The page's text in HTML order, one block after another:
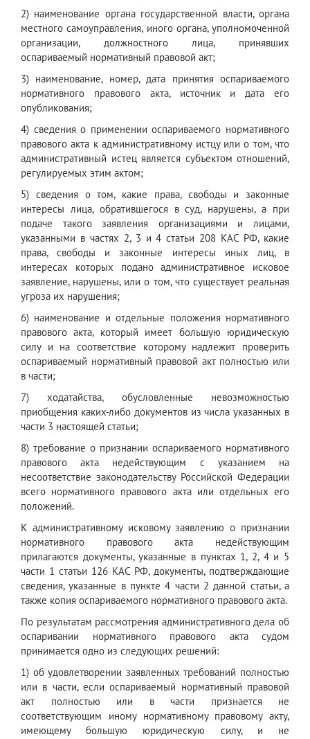
2) наименование органа государственной власти, органа
местного самоуправления, иного органа, уполномоченной
организации, должностного лица, принявших
оспариваемый нормативный правовой акт;
3) наименование, номер, дата принятия оспариваемого
нормативного правового акта, источник и дата его
опубликования;
4) сведения о применении оспариваемого нормативного
правового акта к административному истцу или о том, что
административный истец является субъектом отношений,
регулируемых этим актом;
5) сведения о том, какие права, свободы и законные
интересы лица, обратившегося в суд, нарушены, а при
подаче такого заявления организациями и лицами,
указанными в частях 2, 3 и 4 статьи 208 КАС РФ, какие
права, свободы и законные интересы иных лиц, в
интересах которых подано административное исковое
заявление, нарушены, или о том, что существует реальная
угроза их нарушения;
6) наименование и отдельные положения нормативного
правового акта, который имеет большую юридическую
силу и на соответствие которому надлежит проверить
оспариваемый нормативный правовой акт полностью или
в части;
7) ходатайства, обусловленные невозможностью
приобщения каких-либо документов из числа указанных в
части 3 настоящей статьи;
8) требование о признании оспариваемого нормативного
правового акта недействующим с указанием на
несоответствие законодательству Российской Федерации
всего нормативного правового акта или отдельных его
положений.
К административному исковому заявлению о признании
нормативного правового акта недействующим
прилагаются документы, указанные в пунктах 1, 2, 4 и 5
части 1 статьи 126 КАС РФ, документы, подтверждающие
сведения, указанные в пункте 4 части 2 данной статьи, а
также копия оспариваемого нормативного правового акта.
По результатам рассмотрения административного дела об
оспаривании нормативного правового акта судом
принимается одно из следующих решений:
1) об удовлетворении заявленных требований полностью
или в части, если оспариваемый нормативный правовой
акт полностью или в части признается не
соответствующим иному нормативному правовому акту,
имеющему большую юридическую силу, и не